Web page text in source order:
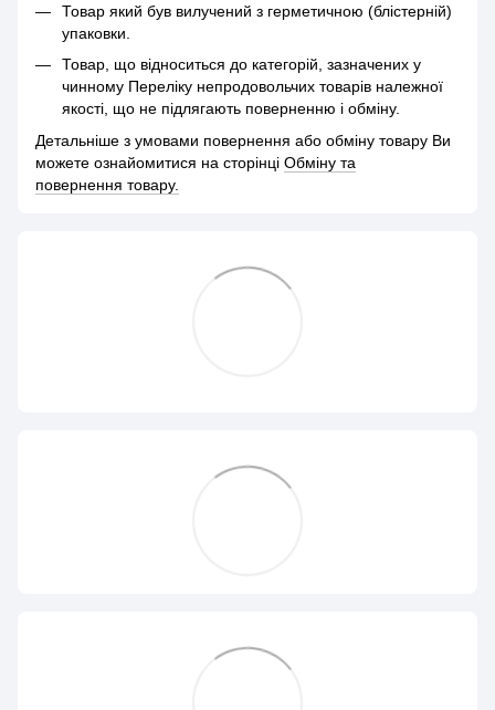
Товар який був вилучений з герметичною (блістерній)
упаковки.
Товар, що відноситься до категорій, зазначених у
чинному Переліку непродовольчих товарів належної
якості, що не підлягають поверненню і обміну.
Детальніше з умовами повернення або обміну товару Ви
можете ознайомитися на сторінці Обміну та
повернення товару.